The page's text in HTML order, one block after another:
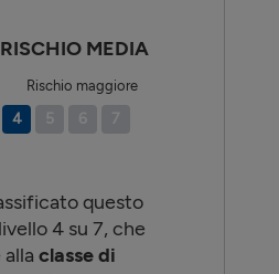
MEDIA
Rischio maggiore
4
questo
4 su 7, che
allaclasse di